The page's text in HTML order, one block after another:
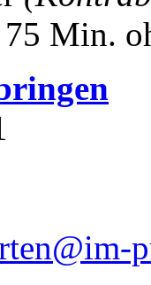
Min.